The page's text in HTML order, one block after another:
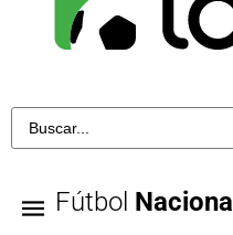
Fútbol Nacional